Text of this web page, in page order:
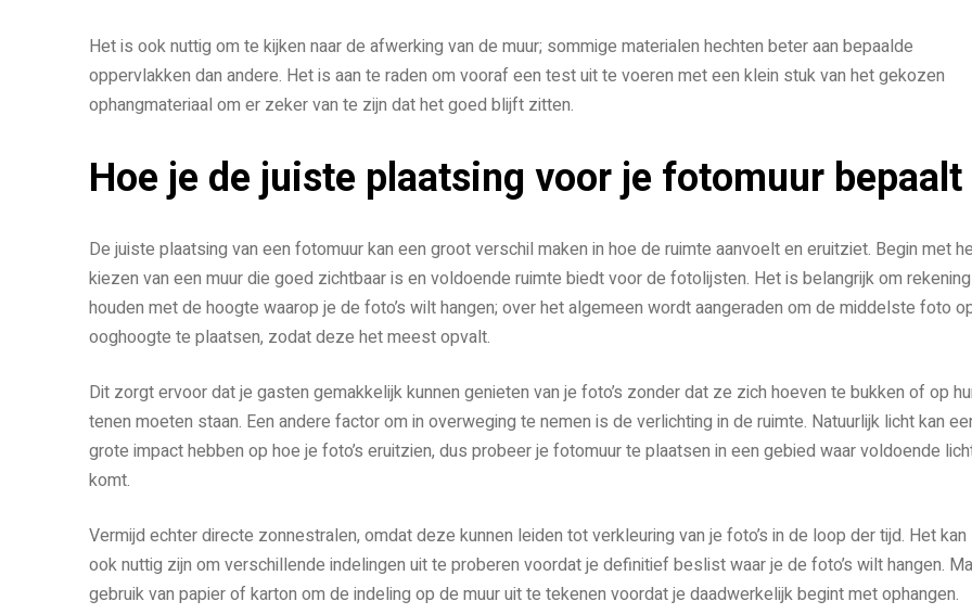
Het is ook nuttig om te kijken naar de afwerking van de muur; sommige materialen hechten beter aan bepaalde
oppervlakken dan andere. Het is aan te raden om vooraf een test uit te voeren met een klein stuk van het gekozen
ophangmateriaal om er zeker van te zijn dat het goed blijft zitten.
Hoe je de juiste plaatsing voor je fotomuur bepaalt
De juiste plaatsing van een fotomuur kan een groot verschil maken in hoe de ruimte aanvoelt en eruitziet. Begin met
kiezen van een muur die goed zichtbaar is en voldoende ruimte biedt voor de fotolijsten. Het is belangrijk om
houden met de hoogte waarop je de foto’s wilt hangen; over het algemeen wordt aangeraden om de middelste foto
ooghoogte te plaatsen, zodat deze het meest opvalt.
Dit zorgt ervoor dat je gasten gemakkelijk kunnen genieten van je foto’s zonder dat ze zich hoeven te bukken of op
tenen moeten staan. Een andere factor om in overweging te nemen is de verlichting in de ruimte. Natuurlijk licht kan
grote impact hebben op hoe je foto’s eruitzien, dus probeer je fotomuur te plaatsen in een gebied waar voldoende
komt.
Vermijd echter directe zonnestralen, omdat deze kunnen leiden tot verkleuring van je foto’s in de loop der tijd. Het kan
ook nuttig zijn om verschillende indelingen uit te proberen voordat je definitief beslist waar je de foto’s wilt hangen.
gebruik van papier of karton om de indeling op de muur uit te tekenen voordat je daadwerkelijk begint met ophangen.